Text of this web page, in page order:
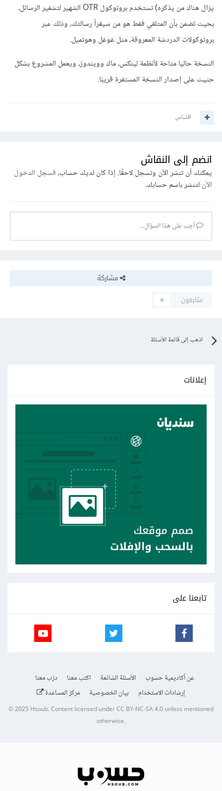
يزال هناك من يذكره) تستخدم بروتوكول OTR الشهير لتشفير الرسائل،
بحيث تضمن بأن المتلقي فقط هو من سيقرأ رسالتك، وذلك عبر
بروتوكولات الدردشة المعروفة، مثل غوغل وهوتميل.
النسخة حاليا متاحة لأنظمة لينكس، ماك وويندوز، ويعمل المشروع بشكل
حثيث على إصدار النسخة المستقرة قريبًا.
اقتباس
انضم إلى النقاش
يمكنك أن تنشر الآن وتسجل لاحقًا. إذا كان لديك حساب،فسجل الدخول
الآنلتنشر باسم حسابك.
أجب على هذا السؤال...
مشاركة
متابعون
0
اذهب إلى قائمة الأسئلة
إعلانات
تابعنا على
عن أكاديمية حسوب الأسئلة الشائعة اكتب معنا
درّب معنا
إرشادات الاستخدام
بيان الخصوصية مركز المساعدة
© 2025Hsoub.Content licensed underCC BY-NC-SA 4.0unless mentioned
otherwise.